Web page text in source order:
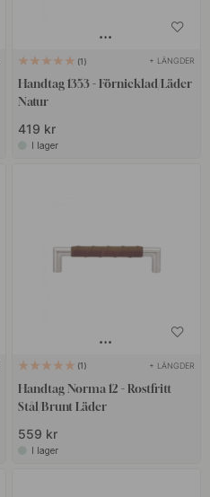
1 + LÄNGDER
Handtag 1353 - Förnicklad/Läder
Natur
419 kr
I lager
1 + LÄNGDER
Handtag Norma 12 - Rostfritt
Stål/Brunt Läder
559 kr
I lager